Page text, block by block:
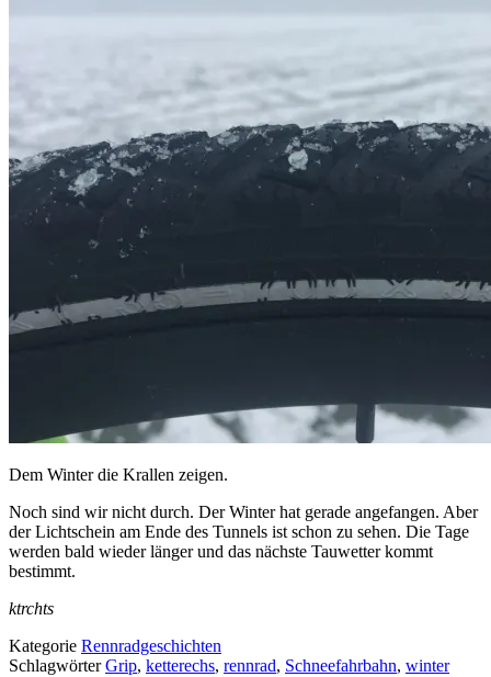
Dem Winter die Krallen zeigen.
Noch sind wir nicht durch. Der Winter hat gerade angefangen. Aber
der Lichtschein am Ende des Tunnels ist schon zu sehen. Die Tage
werden bald wieder länger und das nächste Tauwetter kommt
bestimmt.
ktrchts
Kategorie Rennradgeschichten
SchlagwörterGrip, ketterechs, rennrad, Schneefahrbahn, winter